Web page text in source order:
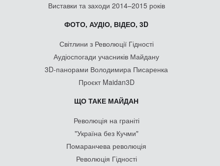
Виставки та заходи 2014–2015 років
ФОТО, АУДІО, ВІДЕО, 3D
Світлини з Революції Гідності
Аудіоспогади учасників Майдану
3D-панорами Володимира Писаренка
Проєкт Maidan3D
ЩО ТАКЕ МАЙДАН
Революція на граніті
"Україна без Кучми"
Помаранчева революція
Революція Гідності